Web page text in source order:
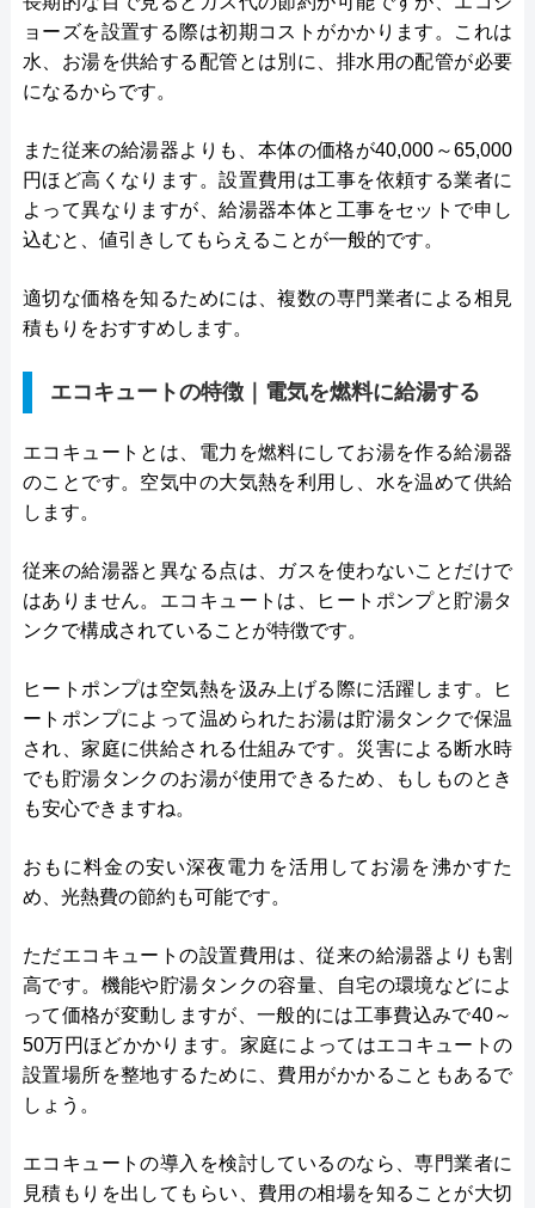
ョーズを設置する際は初期コストがかかります。これは
水、お湯を供給する配管とは別に、排水用の配管が必要
になるからです。
また従来の給湯器よりも、本体の価格が40,000～65,000
円ほど高くなります。設置費用は工事を依頼する業者に
よって異なりますが、給湯器本体と工事をセットで申し
込むと、値引きしてもらえることが一般的です。
適切な価格を知るためには、複数の専門業者による相見
積もりをおすすめします。
エコキュートの特徴｜電気を燃料に給湯する
エコキュートとは、電力を燃料にしてお湯を作る給湯器
のことです。空気中の大気熱を利用し、水を温めて供給
します。
従来の給湯器と異なる点は、ガスを使わないことだけで
はありません。エコキュートは、ヒートポンプと貯湯タ
ンクで構成されていることが特徴です。
ヒートポンプは空気熱を汲み上げる際に活躍します。ヒ
ートポンプによって温められたお湯は貯湯タンクで保温
され、家庭に供給される仕組みです。災害による断水時
でも貯湯タンクのお湯が使用できるため、もしものとき
も安心できますね。
おもに料金の安い深夜電力を活用してお湯を沸かすた
め、光熱費の節約も可能です。
ただエコキュートの設置費用は、従来の給湯器よりも割
高です。機能や貯湯タンクの容量、自宅の環境などによ
って価格が変動しますが、一般的には工事費込みで40～
50万円ほどかかります。家庭によってはエコキュートの
設置場所を整地するために、費用がかかることもあるで
しょう。
エコキュートの導入を検討しているのなら、専門業者に
見積もりを出してもらい、費用の相場を知ることが大切